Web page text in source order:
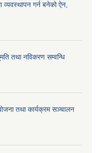
व्यवस्थापन गर्न बनेको ऐन,
तथा नविकरण सम्वन्धि
योजना तथा कार्यक्रम सञ्चालन